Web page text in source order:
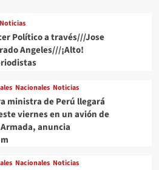
Noticias
Político a través///Jose
Angeles///¡Alto!
Nacionales Noticias
ministra de Perú llegará
viernes en un avión de
anuncia
Nacionales Noticias